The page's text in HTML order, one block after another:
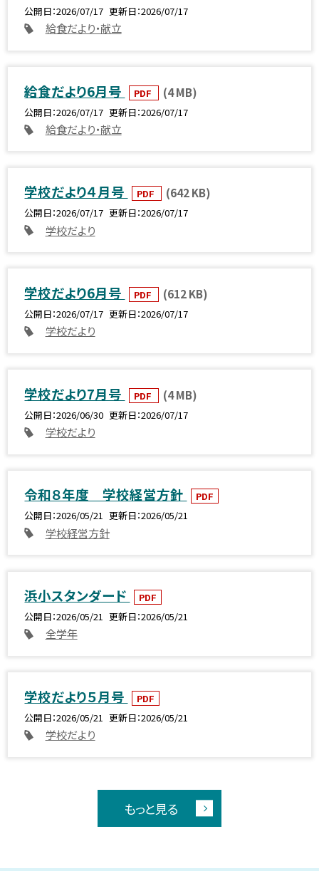
公開日 2026/07/17 更新日 2026/07/17
給食だより・献立
給食だより6月号 PDF (4 MB)
公開日 2026/07/17 更新日 2026/07/17
給食だより・献立
学校だより４月号 PDF (642 KB)
公開日 2026/07/17 更新日 2026/07/17
学校だより
学校だより6月号 PDF (612 KB)
公開日 2026/07/17 更新日 2026/07/17
学校だより
学校だより7月号 PDF (4 MB)
公開日 2026/06/30 更新日 2026/07/17
学校だより
令和８年度 学校経営方針
PDF
公開日 2026/05/21 更新日 2026/05/21
学校経営方針
浜小スタンダード
PDF
公開日 2026/05/21 更新日 2026/05/21
全学年
学校だより５月号
PDF
公開日 2026/05/21 更新日 2026/05/21
学校だより
もっと見る